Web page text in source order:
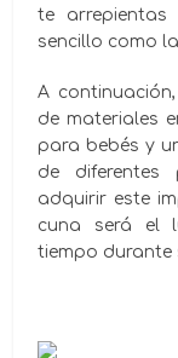
te
sencillo como
A
de materiales
para bebés y
de diferentes
adquirir este
cuna será el
tiempo durante